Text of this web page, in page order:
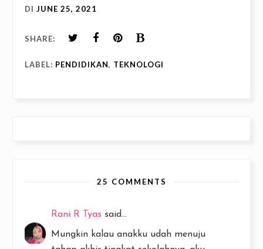
DI JUNE 25, 2021
SHARE:
LABEL: PENDIDIKAN, TEKNOLOGI
25 COMMENTS
Rani R Tyas said...
Mungkin kalau anakku udah menuju